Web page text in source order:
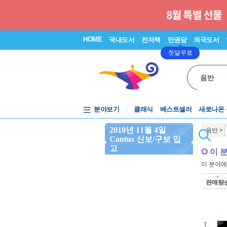
HOME 국내도서 전자책 만권당
첫달무료
외국도서
음반
분야보기 클래식 베스트셀러 새로나온
2010년 11월 4일
Cantus 신보/구보 입
고
음반>
이
이 분야
판매량
1.